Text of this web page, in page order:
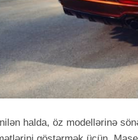
halda, öz modellərinə